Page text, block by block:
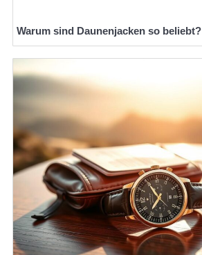
Warum sind Daunenjacken so beliebt?